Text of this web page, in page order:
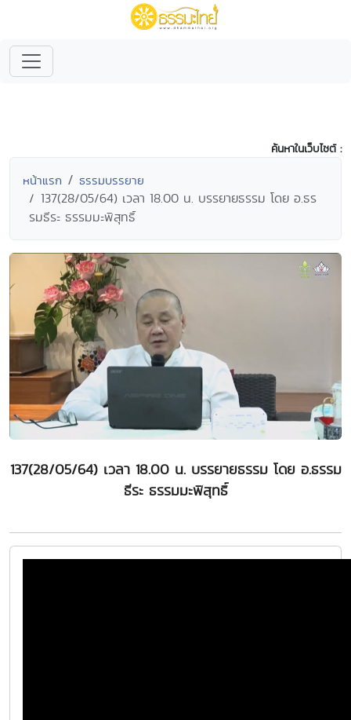
ค้นหาในเว็บไซต์ :
หน้าแรก ธรรมบรรยาย
137(28/05/64) เวลา 18.00 น. บรรยายธรรม โดย อ.ธร
รมธีระ ธรรมมะพิสุทธิ์
137(28/05/64) เวลา 18.00 น. บรรยายธรรม โดย อ.ธรรม
ธีระ ธรรมมะพิสุทธิ์